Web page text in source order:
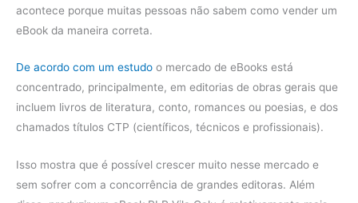
acontece porque muitas pessoas não sabem como vender um
eBook da maneira correta.
De acordo com um estudo o mercado de eBooks está
concentrado, principalmente, em editorias de obras gerais que
incluem livros de literatura, conto, romances ou poesias, e dos
chamados títulos CTP (científicos, técnicos e profissionais).
Isso mostra que é possível crescer muito nesse mercado e
sem sofrer com a concorrência de grandes editoras. Além